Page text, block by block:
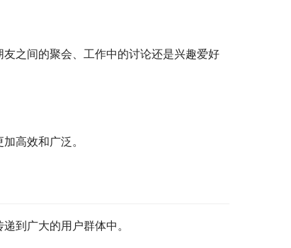
之间的聚会、工作中的讨论还是兴趣爱好
高效和广泛。
到广大的用户群体中。